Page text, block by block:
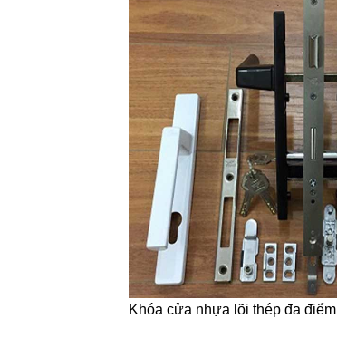
Khóa cửa nhựa lõi thép đa điểm